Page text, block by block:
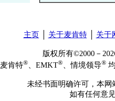
主页│ 关于麦肯特│ 关于
版权所有©2000－
麦肯特® 、EMKT® 、情境领导®
未经书面明确许可，本
如有任何意